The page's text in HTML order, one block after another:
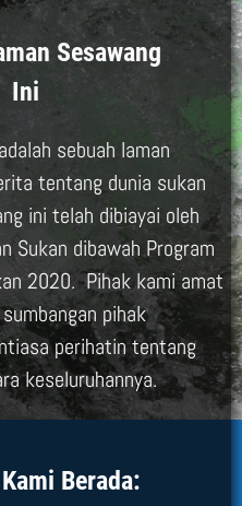
Sesawang
Ini
sebuah laman
tentang dunia sukan
ini telah dibiayai oleh
Sukan dibawah Program
2020. Pihak kami amat
pihak
perihatin tentang
keseluruhannya.
Berada: